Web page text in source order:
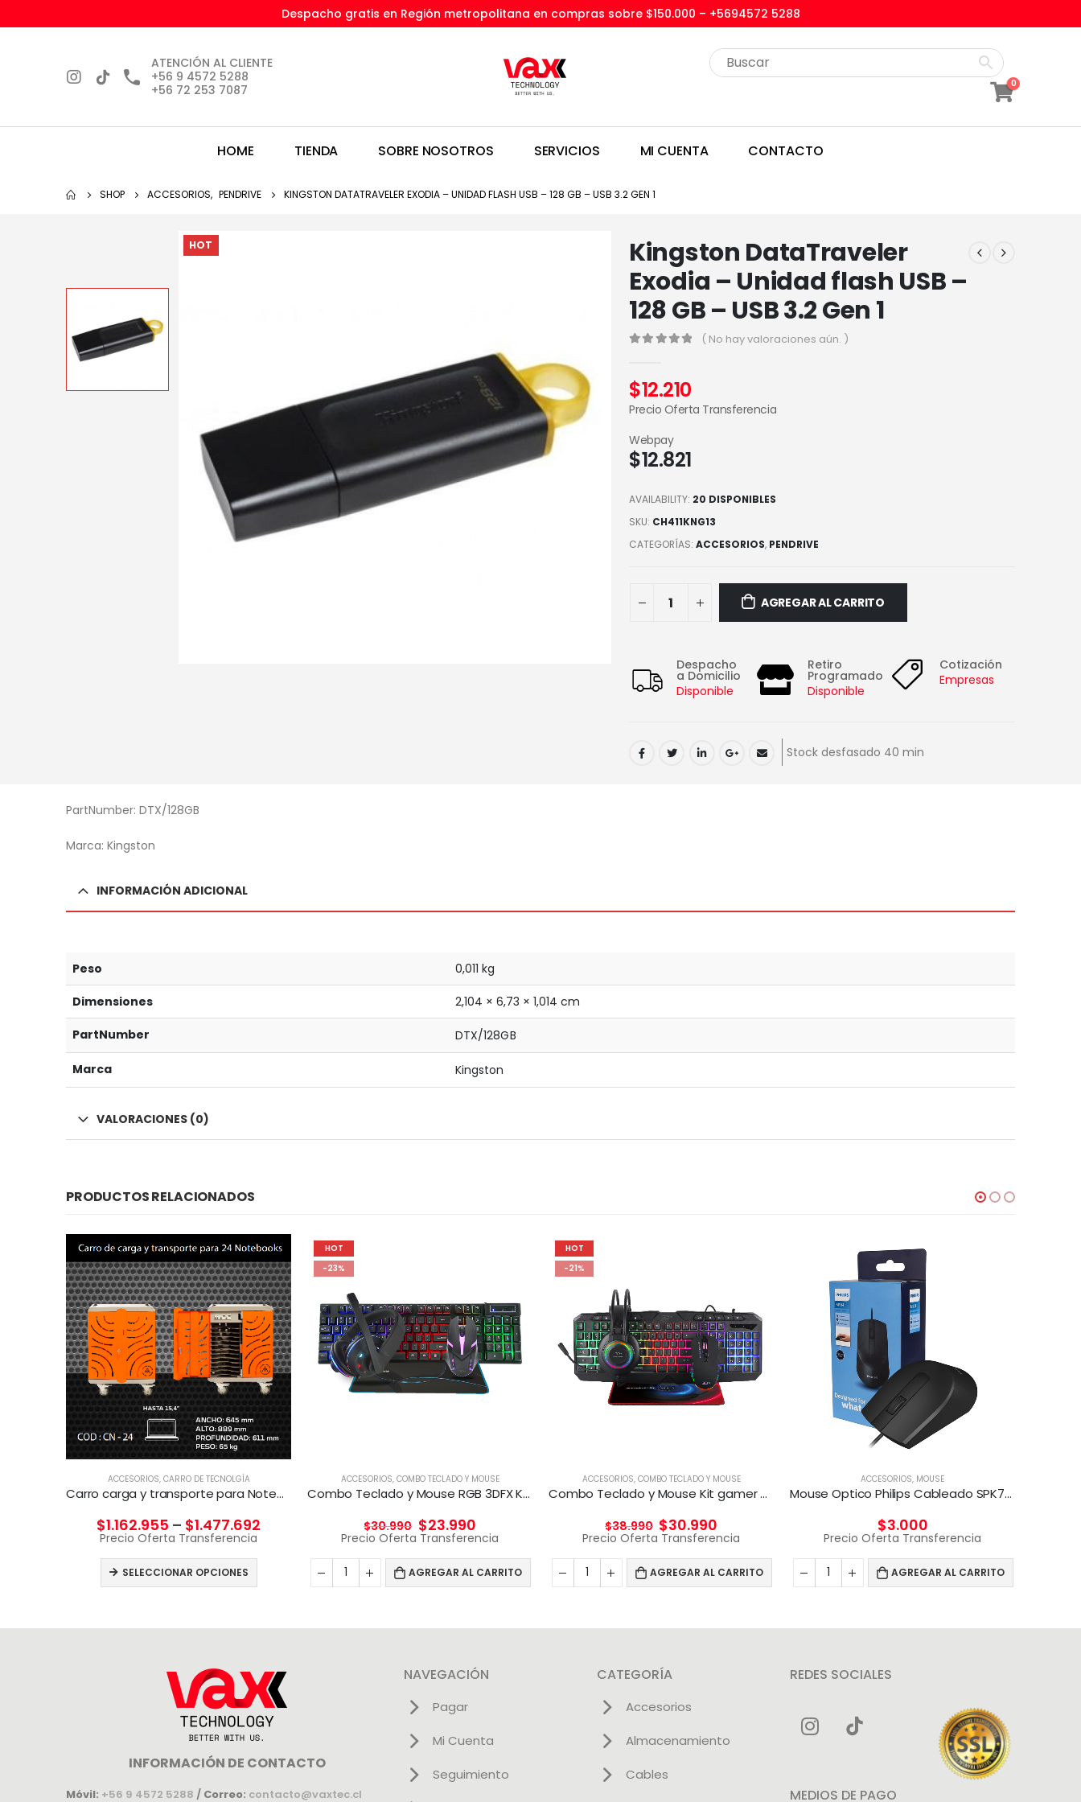
Despacho gratis en Región metropolitana en compras sobre $150.000 – +5694572 5288
ATENCIÓN AL CLIENTE
+56 9 4572 5288
+56 72 253 7087
0
HOME TIENDA SOBRE NOSOTROS SERVICIOS MI CUENTA CONTACTO
SHOP ACCESORIOS, PENDRIVE KINGSTON DATATRAVELER EXODIA – UNIDAD FLASH USB – 128 GB – USB 3.2 GEN 1
HOT
Kingston DataTraveler
Exodia – Unidad flash USB –
128 GB – USB 3.2 Gen 1
( No hay valoraciones aún. )
$12.210
Precio Oferta Transferencia
$12.821
Webpay
AVAILABILITY: 20 DISPONIBLES
SKU: CH411KNG13
CATEGORÍAS: ACCESORIOS, PENDRIVE
AGREGAR AL CARRITO
Despacho
a Domicilio
Disponible
Retiro
Programado
Disponible
Cotización
Empresas
Stock desfasado 40 min
PartNumber: DTX/128GB
Marca: Kingston
INFORMACIÓN ADICIONAL
Peso 0,011 kg
Dimensiones 2,104 × 6,73 × 1,014 cm
PartNumber DTX/128GB
Marca Kingston
VALORACIONES (0)
PRODUCTOS RELACIONADOS
ACCESORIOS, CARRO DE TECNOLGÍA
Carro carga y transporte para Notebook
$1.162.955 – $1.477.692
Precio Oferta Transferencia
SELECCIONAR OPCIONES
HOT
-23%
ACCESORIOS, COMBO TECLADO Y MOUSE
Combo Teclado y Mouse RGB 3DFX KIT GAMER 4en1
$30.990 $23.990
Precio Oferta Transferencia
AGREGAR AL CARRITO
HOT
-21%
ACCESORIOS, COMBO TECLADO Y MOUSE
Combo Teclado y Mouse Kit gamer 4 en 1 Taranis Pro
$38.990 $30.990
Precio Oferta Transferencia
AGREGAR AL CARRITO
ACCESORIOS, MOUSE
Mouse Optico Philips Cableado SPK7104
$3.000
Precio Oferta Transferencia
AGREGAR AL CARRITO
INFORMACIÓN DE CONTACTO
Móvil: +56 9 4572 5288 / Correo: contacto@vaxtec.cl
NAVEGACIÓN
Pagar
Mi Cuenta
Seguimiento
CATEGORÍA
Accesorios
Almacenamiento
Cables
REDES SOCIALES
MEDIOS DE PAGO